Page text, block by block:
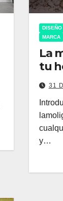
MARCA
La
tu
31
y…